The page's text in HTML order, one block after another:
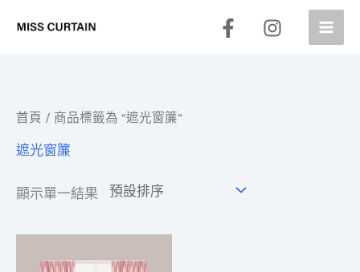
首頁 / 商品標籤為 “遮光窗簾”
遮光窗簾
顯示單一結果